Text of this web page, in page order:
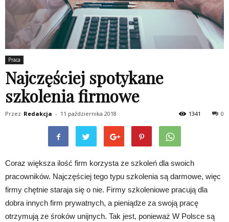
Praca
Najczęściej spotykane
szkolenia firmowe
Przez Redakcja - 11 października 2018 0
1341
Coraz większa ilość firm korzysta ze szkoleń dla swoich
pracowników. Najczęściej tego typu szkolenia są darmowe, więc
firmy chętnie staraja się o nie. Firmy szkoleniowe pracują dla
dobra innych firm prywatnych, a pieniądze za swoją pracę
otrzymują ze śroków unijnych. Tak jest, ponieważ W Polsce są